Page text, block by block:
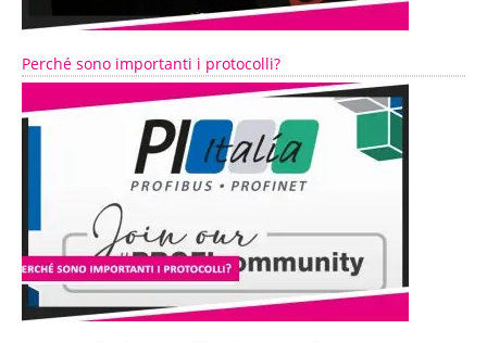
Perché sono importanti i protocolli?